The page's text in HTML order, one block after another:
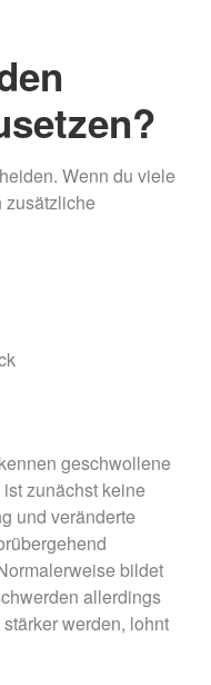
Wenn du viele
zusätzliche
geschwollene
zunächst keine
und veränderte
bildet
allerdings
werden, lohnt